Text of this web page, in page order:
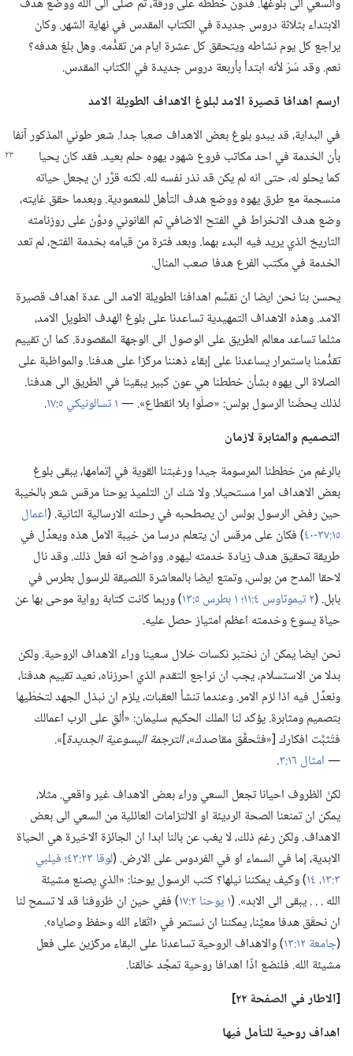
والسعي الى بلوغها.‏ فدوَّن خططه على ورقة،‏ ثم صلّى الى الله ووضع هدف
الابتداء بثلاثة دروس جديدة في الكتاب المقدس في نهاية الشهر.‏ وكان
يراجع كل يوم نشاطه ويتحقق كل عشرة ايام من تقدُّمه.‏ وهل بلغ هدفه؟‏
نعم.‏ وقد سُرّ لأنه ابتدأ بأربعة دروس جديدة في الكتاب المقدس.‏
ارسم اهدافا قصيرة الامد لبلوغ الاهداف الطويلة الامد
في البداية،‏ قد يبدو بلوغ بعض الاهداف صعبا جدا.‏ شعر طوني المذكور آنفا
بأن الخدمة في احد مكاتب فروع شهود يهوه حلم بعيد.‏ فقد كان يحيا
كما يحلو له،‏ حتى انه لم يكن قد نذر نفسه لله.‏ لكنه قرَّر ان يجعل حياته
منسجمة مع طرق يهوه ووضع هدف التأهل للمعمودية.‏ وبعدما حقق غايته،‏
وضع هدف الانخراط في الفتح الاضافي ثم القانوني ودوَّن على روزنامته
التاريخ الذي يريد فيه البدء بهما.‏ وبعد فترة من قيامه بخدمة الفتح،‏ لم تعد
الخدمة في مكتب الفرع هدفا صعب المنال.‏
يحسن بنا نحن ايضا ان نقسِّم اهدافنا الطويلة الامد الى عدة اهداف قصيرة
الامد.‏ وهذه الاهداف التمهيدية تساعدنا على بلوغ الهدف الطويل الامد،‏
مثلما تساعد معالم الطريق على الوصول الى الوجهة المقصودة.‏ كما ان تقييم
تقدُّمنا باستمرار يساعدنا على إبقاء ذهننا مركّزا على هدفنا.‏ والمواظبة على
الصلاة الى يهوه بشأن خططنا هي عون كبير يبقينا في الطريق الى هدفنا.‏
لذلك يحضّنا الرسول بولس:‏ «صلّوا بلا انقطاع».‏ —‏١ تسالونيكي ٥:‏١٧
‏.‏
التصميم والمثابرة لازمان
بالرغم من خططنا المرسومة جيدا ورغبتنا القوية في إتمامها،‏ يبقى بلوغ
بعض الاهداف امرا مستحيلا.‏ ولا شك ان التلميذ يوحنا مرقس شعر بالخيبة
حين رفض الرسول بولس ان يصطحبه في رحلته الارسالية الثانية.‏ (‏اعمال
١٥:‏٣٧-‏٤٠
‏)‏ فكان على مرقس ان يتعلم درسا من خيبة الامل هذه ويعدِّل في
طريقة تحقيق هدف زيادة خدمته ليهوه.‏ وواضح انه فعل ذلك.‏ وقد نال
لاحقا المدح من بولس،‏ وتمتع ايضا بالمعاشرة اللصيقة للرسول بطرس في
بابل.‏ (‏٢ تيموثاوس ٤:‏١١؛‏
‏)‏ وربما كانت كتابة رواية موحى بها عن
حياة يسوع وخدمته اعظم امتياز حصل عليه.‏
نحن ايضا يمكن ان نختبر نكسات خلال سعينا وراء الاهداف الروحية.‏ ولكن
بدلا من الاستسلام،‏ يجب ان نراجع التقدم الذي احرزناه،‏ نعيد تقييم هدفنا،‏
ونعدِّل فيه اذا لزم الامر.‏ وعندما تنشأ العقبات،‏ يلزم ان نبذل الجهد لتخطّيها
بتصميم ومثابرة.‏ يؤكد لنا الملك الحكيم سليمان:‏ «ألقِ على الرب اعمالك
فتُثبَّت افكارك [«فتُحقَّق مقاصدك»،‏الترجمة اليسوعية الجديدة‏]».‏
—‏امثال ١٦:‏٣
‏.‏
لكنّ الظروف احيانا تجعل السعي وراء بعض الاهداف غير واقعي.‏ مثلا،‏
يمكن ان تمنعنا الصحة الرديئة او الالتزامات العائلية من السعي الى بعض
الاهداف.‏ ولكن رغم ذلك،‏ لا يغب عن بالنا ابدا ان الجائزة الاخيرة هي الحياة
الابدية،‏ إما في السماء او في الفردوس على الارض.‏ (‏لوقا ٢٣:‏٤٣؛‏
فيلبي
٣:‏١٣،‏ ١٤
‏)‏ وكيف يمكننا نيلها؟‏ كتب الرسول يوحنا:‏ «الذي يصنع مشيئة
الله .‏ .‏ .‏ يبقى الى الابد».‏ (‏١ يوحنا ٢:‏١٧
‏)‏ ففي حين ان ظروفنا قد لا تسمح لنا
ان نحقّق هدفا معيَّنا،‏ يمكننا ان نستمر في ‹اتّقاء الله وحفظ وصاياه›.‏
(‏جامعة ١٢:‏١٣
‏)‏ والاهداف الروحية تساعدنا على البقاء مركّزين على فعل
مشيئة الله.‏ فلنضع اذًا اهدافا روحية تمجِّد خالقنا.‏
‏[الاطار في الصفحة ٢٢]‏
اهداف روحية للتأمل فيها